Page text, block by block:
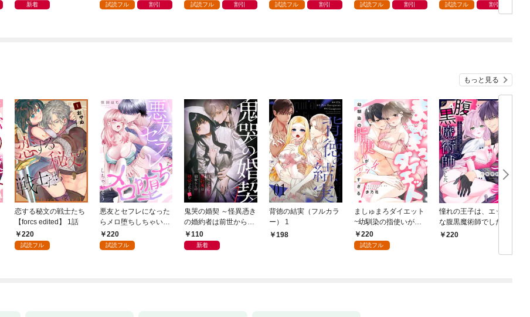
新着 試読フル 割引 試読フル 割引 試読フル 割引 試読フル 割引 試読フル 割引
もっと見る
恋する秘文の戦士たち
【forcs edited】 1話
220
試読フル
悪友とセフレになった
らメロ堕ちしちゃいそ
う(1)
220
試読フル
鬼哭の婚契 ～怪異憑き
の婚約者は前世からの
執愛で私を蝕む～
（1）
110
新着
背徳の結実（フルカラ
ー） 1
198
ましゅまろダイエット
~幼馴染の指使いがエ
ッチすぎる！~(1)
220
試読フル
憧れの王子は、エッチ
な腹黒魔術師でした～
閨指導係なのに、彼の
220